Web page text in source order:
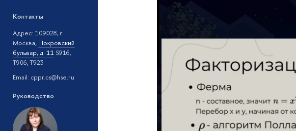
Контакты
Адрес: 109028, г.
Москва, Покровский
бульвар, д. 11 S916,
T906, T923
Email: cppr.cs@hse.ru
Руководство